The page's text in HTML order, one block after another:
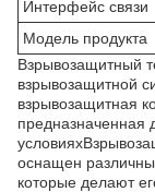
Интерфейс связи
Модель продукта
Взрывозащитный
взрывозащитной
взрывозащитная
предназначенная
оснащен
которые делают